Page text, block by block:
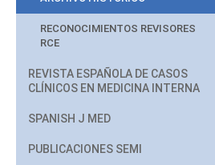
RECONOCIMIENTOS REVISORES
RCE
REVISTA ESPAÑOLA DE CASOS
CLÍNICOS EN MEDICINA INTERNA
SPANISH J MED
PUBLICACIONES SEMI